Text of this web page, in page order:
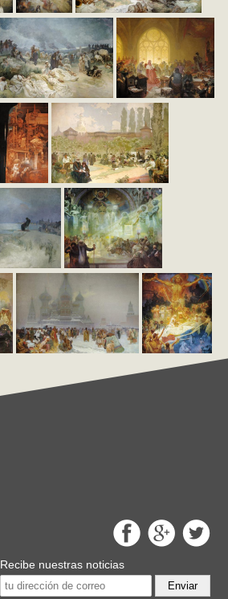
Recibe nuestras noticias
Enviar